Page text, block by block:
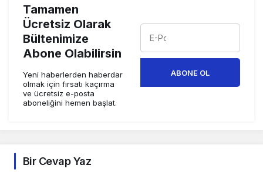
Tamamen
Ücretsiz Olarak
Bültenimize
Abone Olabilirsin
Yeni haberlerden haberdar
olmak için fırsatı kaçırma
ve ücretsiz e-posta
aboneliğini hemen başlat.
ABONE OL
Bir Cevap Yaz